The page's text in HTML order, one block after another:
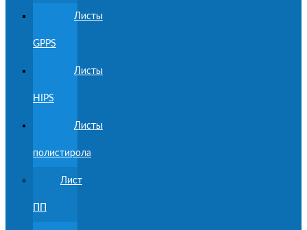
Листы
GPPS
Листы
HIPS
Листы
полистирола
Лист